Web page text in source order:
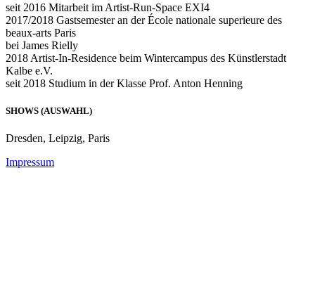
seit 2016 Mitarbeit im Artist-Run-Space EXI4
2017/2018 Gastsemester an der École nationale superieure des
beaux-arts Paris
bei James Rielly
2018 Artist-In-Residence beim Wintercampus des Künstlerstadt
Kalbe e.V.
seit 2018 Studium in der Klasse Prof. Anton Henning
SHOWS (AUSWAHL)
Dresden, Leipzig, Paris
Impressum